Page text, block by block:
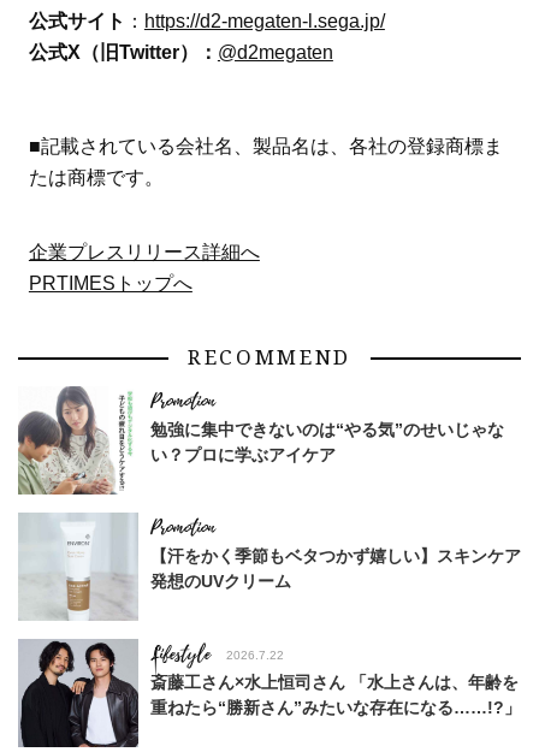
公式サイト ： https://d2-megaten-l.sega.jp/
公式X（旧Twitter）： @d2megaten
■記載されている会社名、製品名は、各社の登録商標ま
たは商標です。
企業プレスリリース詳細へ
PRTIMESトップへ
RECOMMEND
勉強に集中できないのは“やる気”のせいじゃな
い？プロに学ぶアイケア
【汗をかく季節もベタつかず嬉しい】スキンケア
発想のUVクリーム
Lifestyle 2026.7.22
斎藤工さん×水上恒司さん 「水上さんは、年齢を
重ねたら“勝新さん”みたいな存在になる……!?」